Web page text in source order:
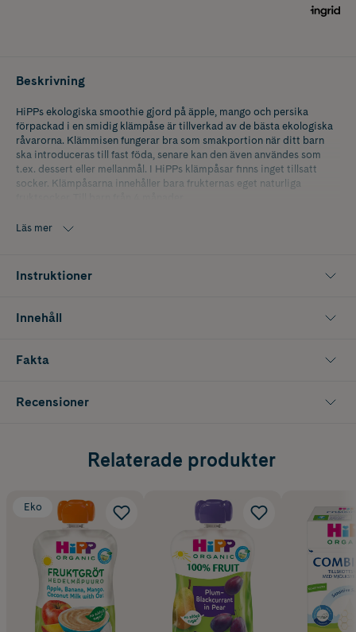
Beskrivning
HiPPs ekologiska smoothie gjord på äpple, mango och persika
förpackad i en smidig klämpåse är tillverkad av de bästa ekologiska
råvarorna. Klämmisen fungerar bra som smakportion när ditt barn
ska introduceras till fast föda, senare kan den även användes som
t.ex. dessert eller mellanmål. I HiPPs klämpåsar finns inget tillsatt
socker. Klämpåsarna innehåller bara frukternas eget naturliga
Alla HiPPs klämmsar är klimatneutralt producerade. HiPPs sigill
Läs mer
Instruktioner
Innehåll
Fakta
Recensioner
Relaterade produkter
Eko